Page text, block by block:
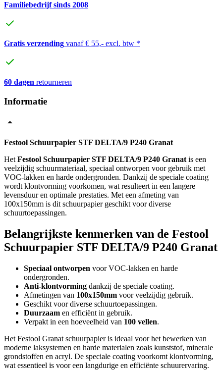
Familiebedrijf sinds 2008
Gratis verzending vanaf € 55,- excl. btw *
60 dagen retourneren
Informatie
Festool Schuurpapier STF DELTA/9 P240 Granat
Het Festool Schuurpapier STF DELTA/9 P240 Granat is een
veelzijdig schuurmateriaal, speciaal ontworpen voor gebruik met
VOC-lakken en harde ondergronden. Dankzij de speciale coating
wordt klontvorming voorkomen, wat resulteert in een langere
levensduur en optimale prestaties. Met een afmeting van
100x150mm is dit schuurpapier geschikt voor diverse
schuurtoepassingen.
Belangrijkste kenmerken van de Festool
Schuurpapier STF DELTA/9 P240 Granat
Speciaal ontworpen voor VOC-lakken en harde
ondergronden.
Anti-klontvorming dankzij de speciale coating.
Afmetingen van 100x150mm voor veelzijdig gebruik.
Geschikt voor diverse schuurtoepassingen.
Duurzaam en efficiënt in gebruik.
Verpakt in een hoeveelheid van 100 vellen.
Het Festool Granat schuurpapier is ideaal voor het bewerken van
moderne laksystemen en harde materialen zoals kunststof, minerale
grondstoffen en acryl. De speciale coating voorkomt klontvorming,
wat essentieel is voor een langdurige en efficiënte schuurervaring.